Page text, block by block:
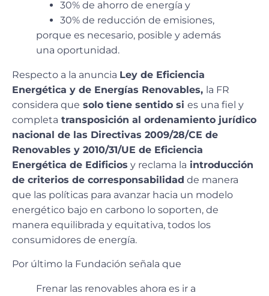
30% de ahorro de energía y
30% de reducción de emisiones,
porque es necesario, posible y además
una oportunidad.
Respecto a la anuncia Ley de Eficiencia
Energética y de Energías Renovables, la FR
considera que solo tiene sentido si es una fiel y
completa transposición al ordenamiento jurídico
nacional de las Directivas 2009/28/CE de
Renovables y 2010/31/UE de Eficiencia
Energética de Edificios y reclama la introducción
de criterios de corresponsabilidad de manera
que las políticas para avanzar hacia un modelo
energético bajo en carbono lo soporten, de
manera equilibrada y equitativa, todos los
consumidores de energía.
Por último la Fundación señala que
Frenar las renovables ahora es ir a